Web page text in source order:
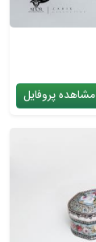
مشاهده پروفایل